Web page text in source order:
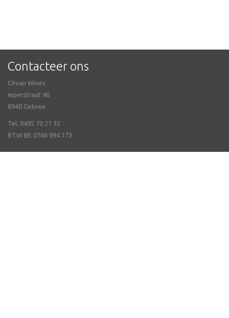
Contacteer ons
Cévan Wines
Ieperstraat 46
8940 Geluwe
Tel. 0495 70 21 32
BTW BE 0766 894 173